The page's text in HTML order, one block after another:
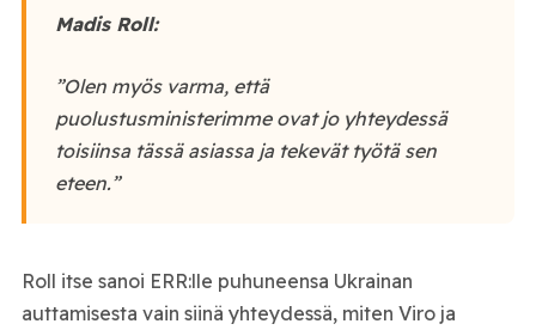
Madis Roll:
”Olen myös varma, että
puolustusministerimme ovat jo yhteydessä
toisiinsa tässä asiassa ja tekevät työtä sen
eteen.”
Roll itse sanoi ERR:lle puhuneensa Ukrainan
auttamisesta vain siinä yhteydessä, miten Viro ja